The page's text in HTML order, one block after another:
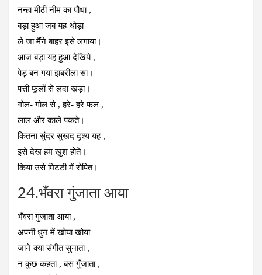
नन्हा मीठी नीम का पौधा ,
बड़ा हुआ जब यह थोड़ा
ले जा मैंने बाहर इसे लगाया।
आज बड़ा यह हुआ देखिये ,
पेड़ बन गया झबरीला सा।
पत्ती फूलों से लदा खड़ा।
गोल- गोल से , हरे- हरे फल ,
लाल और काले पकते।
कितना सुंदर सुखद दृश्य यह ,
इसे देख हम खुश होते।
किया उसे मिटटी में रोपित।
24.भँवरा गुंजाता आया
भँवरा गुंजाता आया ,
अपनी धुन में खोया खोया
जाने क्या संगीत सुनाता ,
न कुछ कहता , बस गुँजाता ,